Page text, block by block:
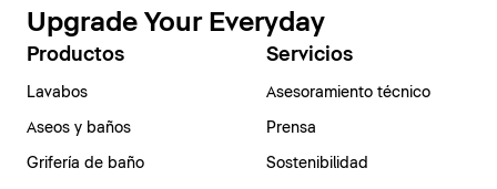
Upgrade Your Everyday
Productos
Lavabos
Aseos y baños
Grifería de baño
Servicios
Asesoramiento técnico
Prensa
Sostenibilidad